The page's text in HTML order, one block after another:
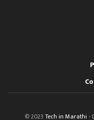
© 2023 Tech in Marathi -